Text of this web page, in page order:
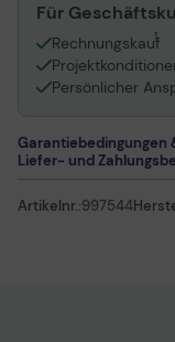
Für
Rechnungskauf
1
Persönlicher
Garantiebedingungen
Liefer- und
Artikelnr.:997544